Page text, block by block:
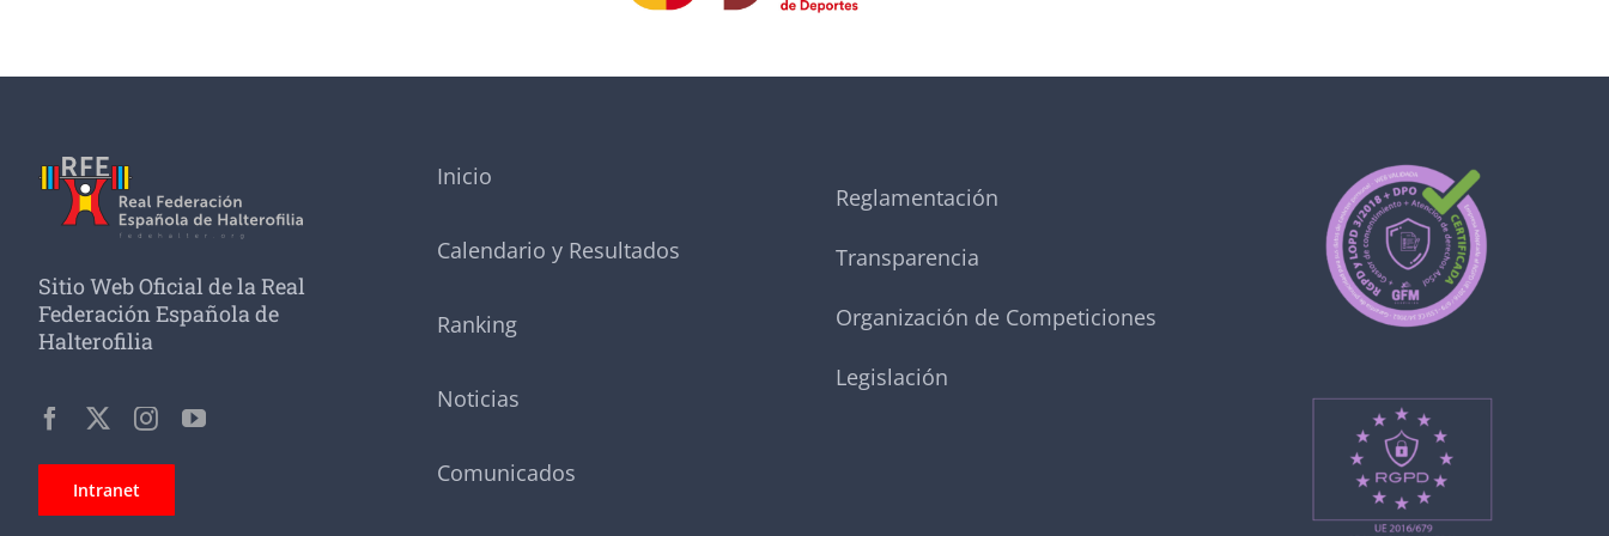
Sitio Web Oficial de la Real
Federación Española de
Halterofilia
Intranet
Inicio
Calendario y Resultados
Ranking
Noticias
Comunicados
Reglamentación
Transparencia
Organización de Competiciones
Legislación